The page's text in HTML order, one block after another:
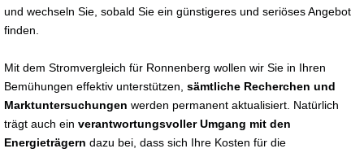
und wechseln Sie, sobald Sie ein günstigeres und seriöses Angebot
finden.
Mit dem Stromvergleich für Ronnenberg wollen wir Sie in Ihren
Bemühungen effektiv unterstützen, sämtliche Recherchen und
Marktuntersuchungen werden permanent aktualisiert. Natürlich
trägt auch ein verantwortungsvoller Umgang mit den
Energieträgern dazu bei, dass sich Ihre Kosten für die